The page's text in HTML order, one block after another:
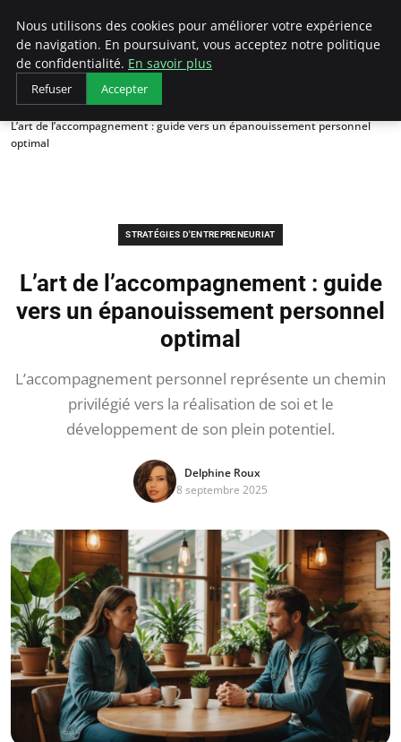
LECFCM
Accueil
Stratégies d'entrepreneuriat
L’art de l’accompagnement : guide vers un épanouissement personnel
optimal
STRATÉGIES D'ENTREPRENEURIAT
L’art de l’accompagnement : guide
vers un épanouissement personnel
optimal
L’accompagnement personnel représente un chemin
privilégié vers la réalisation de soi et le
développement de son plein potentiel.
Delphine Roux
8 septembre 2025
Nous utilisons des cookies pour améliorer votre expérience
de navigation. En poursuivant, vous acceptez notre politique
de confidentialité. En savoir plus
Refuser Accepter